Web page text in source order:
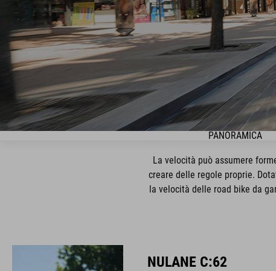
PANORAMICA
La velocità può assumere
creare delle regole proprie.
la velocità delle road bike da
NULANE C:62